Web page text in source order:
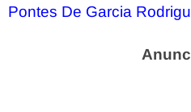
Pontes De Garcia